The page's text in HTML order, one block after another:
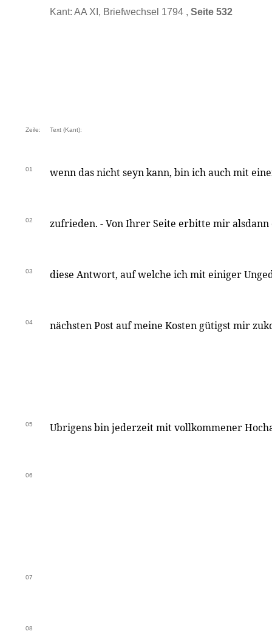
Kant: AA XI, Briefwechsel 1794 , Seite 532
Zeile: Text (Kant):
01 wenn das nicht seyn kann, bin ich auch mit
02 zufrieden. - Von Ihrer Seite erbitte mir
03 diese Antwort, auf welche ich mit einiger
04 nächsten Post auf meine Kosten gütigst mir
05 Ubrigens bin jederzeit mit vollkommener
06
07
08